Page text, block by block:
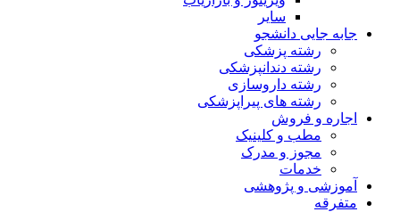
سایر
جابه جایی دانشجو
رشته پزشکی
رشته دندانپزشکی
رشته داروسازی
رشته های پیراپزشکی
اجاره و فروش
مطب و کلینیک
مجوز و مدرک
خدمات
آموزشی و پژوهشی
متفرقه